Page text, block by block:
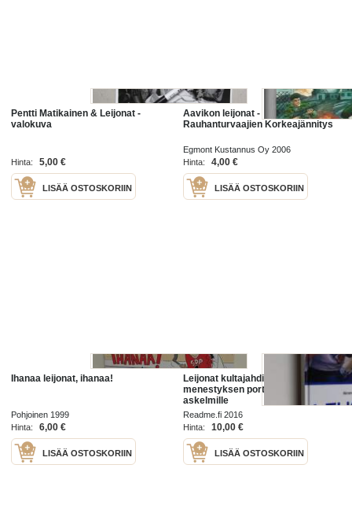
Pentti Matikainen & Leijonat -
valokuva
Hinta: 5,00 €
LISÄÄ OSTOSKORIIN
Aavikon leijonat -
Rauhanturvaajien Korkeajännitys
Egmont Kustannus Oy 2006
Hinta:
4,00 €
LISÄÄ OSTOSKORIIN
Ihanaa leijonat, ihanaa!
Pohjoinen 1999
Hinta:
6,00 €
LISÄÄ OSTOSKORIIN
Leijonat kultajahdissa - Tarina
menestyksen portaiden ylimmille
askelmille
Readme.fi 2016
Hinta:
10,00 €
LISÄÄ OSTOSKORIIN